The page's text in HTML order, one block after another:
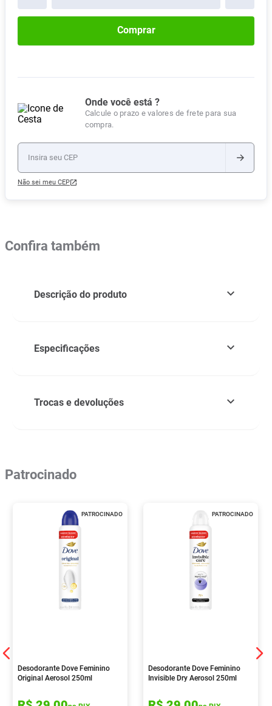
Comprar
Onde você está ?
Calcule o prazo e valores de frete para sua
compra.
Não sei meu CEP
Confira também
Descrição do produto
Especificações
Trocas e devoluções
Patrocinado
PATROCINADO
Desodorante Dove Feminino
Original Aerosol 250ml
PATROCINADO
Desodorante Dove Feminino
Invisible Dry Aerosol 250ml